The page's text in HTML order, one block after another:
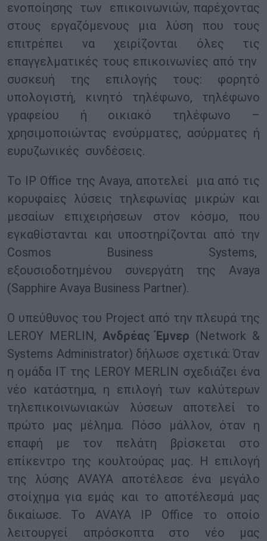
ενοποίησης των επικοινωνιών, παρέχοντας
στους εργαζόμενους μια λύση που τους
επιτρέπει να χειρίζονται όλες τις
επαγγελματικές τους επικοινωνίες από την
συσκευή της επιλογής τους: φορητό
υπολογιστή, κινητό τηλέφωνο, τηλέφωνο
γραφείου ή οικιακό τηλέφωνο –
χρησιμοποιώντας ενσύρματες, ασύρματες ή
ευρυζωνικές συνδέσεις.
Το IP Office της Avaya, αποτελεί μια από τις
κορυφαίες λύσεις τηλεφωνίας μικρών και
μεσαίων επιχειρήσεων στον κόσμο, που
εγκαθίστανται και υποστηρίζονται από την
Cosmos Business Systems,
εξουσιοδοτημένου συνεργάτη της Avaya
(Sapphire Avaya Business Partner).
Ο υπεύθυνος του Project από την πλευρά της
LEROY MERLIN, Ανδρέας Έμνερ (Network &
Systems Administrator) δήλωσε σχετικά: Όταν
η ομάδα IT της LEROY MERLIN σχεδιάζει ένα
νέο κατάστημα, η επιλογή των καλύτερων
τηλεπικοινωνιακών λύσεων αποτελεί το
πρώτο μας μέλημα. Πόσο μάλλον, όταν η
επαφή με τον πελάτη βρίσκεται στο
επίκεντρο της κουλτούρας μας. Η επιλογή
της λύσης AVAYA αποτέλεσε ένα μεγάλο
στοίχημα για εμάς και το αποτέλεσμά μας
δικαίωσε. Το AVAYA IP Office το οποίο
λειτουργεί απρόσκοπτα στο νέο μας